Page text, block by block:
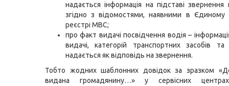
надається інформація на підставі звернення
згідно з відомостями, наявними в Єдиному
реєстрі МВС;
про факт видачі посвідчення водія –
видачі, категорій транспортних засобів
надається як відповідь на звернення.
Тобто жодних шаблонних довідок за зразком
видана громадянину…» у сервісних